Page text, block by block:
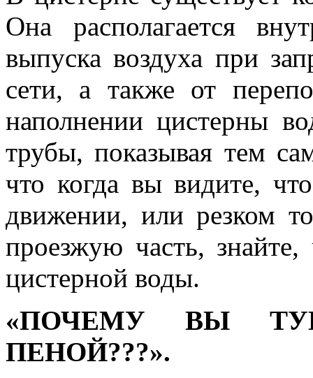
Она располагается
выпуска воздуха при
сети, а также от
наполнении цистерны
трубы, показывая тем
что когда вы видите,
движении, или резком
проезжую часть,
цистерной воды.
«ПОЧЕМУ ВЫ
ПЕНОЙ???».